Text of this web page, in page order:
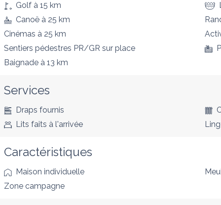
Golf à 15 km
Canoë à 25 km
Cinémas à 25 km
Sentiers pédestres PR/GR sur place
Baignade à 13 km
Services
Draps fournis
Lits faits à l'arrivée
Caractéristiques
Maison individuelle
Zone campagne